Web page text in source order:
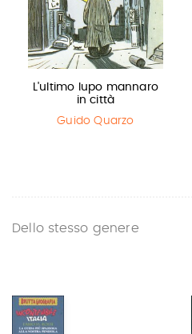
L'ultimo lupo mannaro
in città
Guido Quarzo
Dello stesso genere